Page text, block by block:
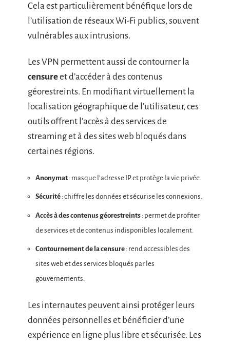
Cela est particulièrement bénéfique lors de
l’utilisation de réseaux Wi-Fi publics, souvent
vulnérables aux intrusions.
Les VPN permettent aussi de contourner la
censureet d’accéder à des contenus
géorestreints. En modifiant virtuellement la
localisation géographique de l’utilisateur, ces
outils offrent l’accès à des services de
streaming et à des sites web bloqués dans
certaines régions.
Anonymat : masque l’adresse IP et protège la vie privée.
Sécurité : chiffre les données et sécurise les connexions.
Accès à des contenus géorestreints : permet de profiter
de services et de contenus indisponibles localement.
Contournement de la censure : rend accessibles des
sites web et des services bloqués par les
gouvernements.
Les internautes peuvent ainsi protéger leurs
données personnelles et bénéficier d’une
expérience en ligne plus libre et sécurisée. Les